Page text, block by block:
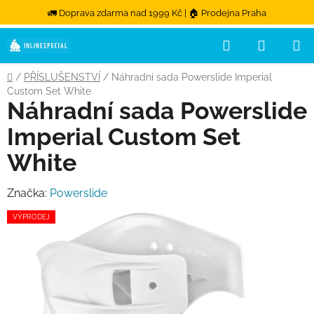
🚛 Doprava zdarma nad 1999 Kč | 🏠 Prodejna Praha
Přejít na obsah
Hledat
Domů
/ PŘÍSLUŠENSTVÍ / Náhradní sada Powerslide Imperial
Custom Set White
Náhradní sada Powerslide
Imperial Custom Set
White
Značka: Powerslide
VÝPRODEJ